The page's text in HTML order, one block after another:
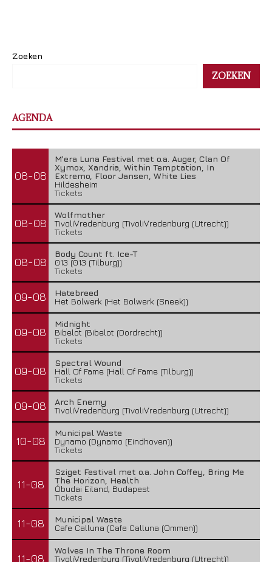
Zoeken
ZOEKEN
AGENDA
08-08
M'era Luna Festival met o.a. Auger, Clan Of
Xymox, Xandria, Within Temptation, In
Extremo, Floor Jansen, White Lies
Hildesheim
Tickets
08-08
Wolfmother
TivoliVredenburg (TivoliVredenburg (Utrecht))
Tickets
08-08
Body Count ft. Ice-T
013 (013 (Tilburg))
Tickets
09-08
Hatebreed
Het Bolwerk (Het Bolwerk (Sneek))
09-08
Midnight
Bibelot (Bibelot (Dordrecht))
Tickets
09-08
Spectral Wound
Hall Of Fame (Hall Of Fame (Tilburg))
Tickets
09-08
Arch Enemy
TivoliVredenburg (TivoliVredenburg (Utrecht))
10-08
Municipal Waste
Dynamo (Dynamo (Eindhoven))
Tickets
11-08
Sziget Festival met o.a. John Coffey, Bring Me
The Horizon, Health
Óbudai Eiland, Budapest
Tickets
11-08
Municipal Waste
Cafe Calluna (Cafe Calluna (Ommen))
11-08
Wolves In The Throne Room
TivoliVredenburg (TivoliVredenburg (Utrecht))